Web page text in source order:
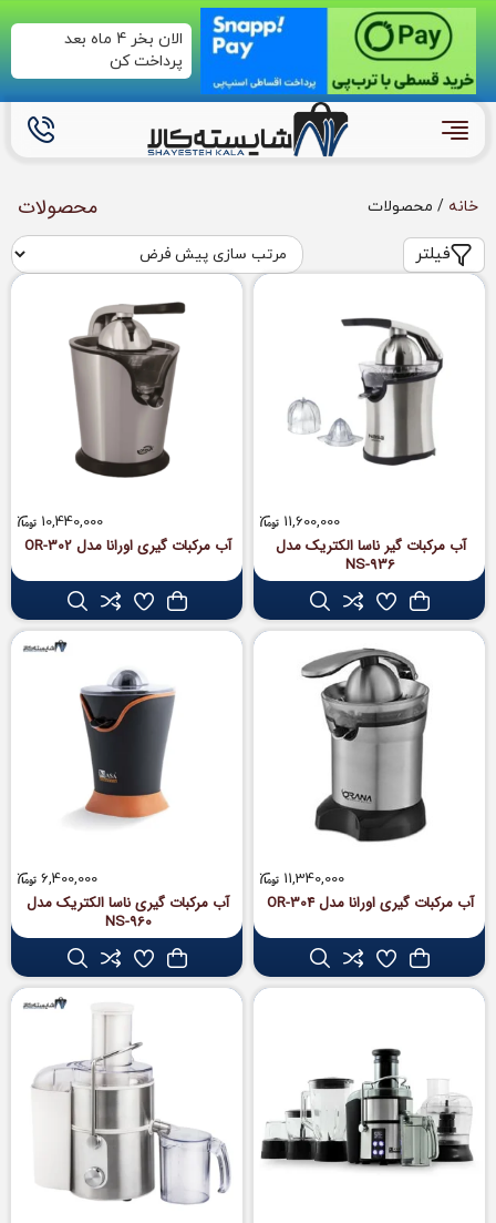
الان بخر 4 ماه بعد
پرداخت کن
خانه / محصولات محصولات
فیلتر
11,600,000
آب مرکبات گیر ناسا الکتریک مدل
NS-936
10,440,000
آب مرکبات گیری اورانا مدل OR-302
11,340,000
آب مرکبات‌ گیری اورانا مدل OR-304
6,400,000
آب مرکبات گیری ناسا الکتریک مدل
NS-960